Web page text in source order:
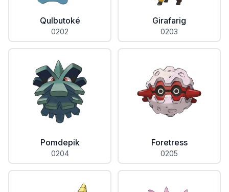
Qulbutoké
0202
Girafarig
0203
Pomdepik
0204
Foretress
0205